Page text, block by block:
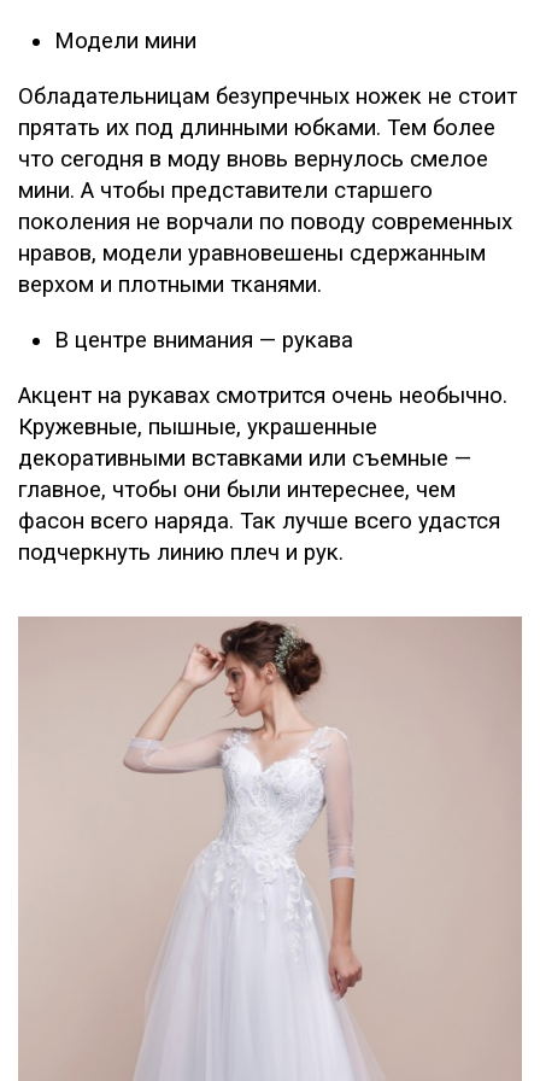
Модели мини
Обладательницам безупречных ножек не стоит
прятать их под длинными юбками. Тем более
что сегодня в моду вновь вернулось смелое
мини. А чтобы представители старшего
поколения не ворчали по поводу современных
нравов, модели уравновешены сдержанным
верхом и плотными тканями.
В центре внимания — рукава
Акцент на рукавах смотрится очень необычно.
Кружевные, пышные, украшенные
декоративными вставками или съемные —
главное, чтобы они были интереснее, чем
фасон всего наряда. Так лучше всего удастся
подчеркнуть линию плеч и рук.